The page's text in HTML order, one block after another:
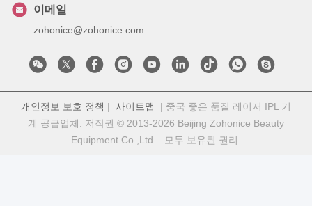
이메일
zohonice@zohonice.com
개인정보 보호 정책 | 사이트맵
| 중국 좋은 품질 레이저 IPL 기
계 공급업체. 저작권 © 2013-2026 Beijing Zohonice Beauty
Equipment Co.,Ltd. . 모두 보유된 권리.